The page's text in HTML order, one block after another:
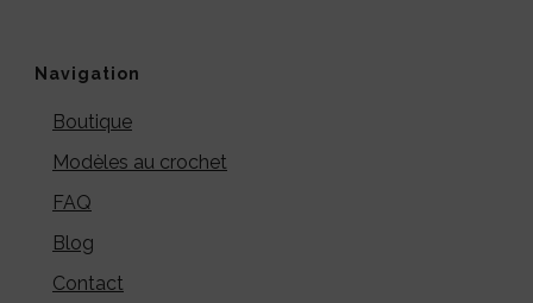
Navigation
Boutique
Modèles au crochet
FAQ
Blog
Contact